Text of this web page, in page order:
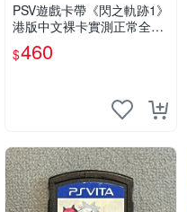
PSV遊戲卡帶《閃之軌跡1》
港版中文裸卡實測正常全新
嚴選商品 psv 游戲 卡帶 閃
之軌跡
$460